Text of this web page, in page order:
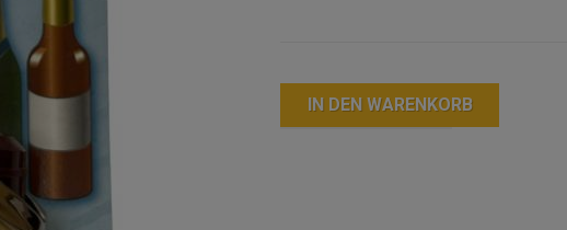
IN DEN WARENKORB